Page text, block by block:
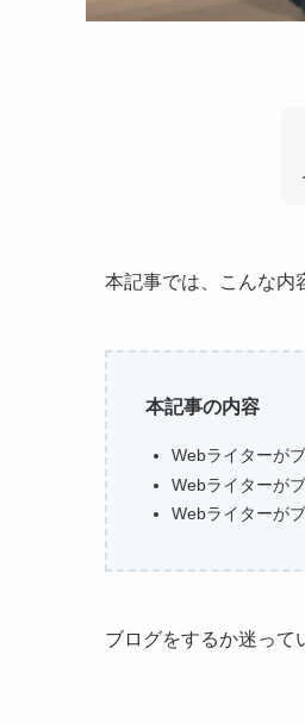
本記事では、こんな内
本記事の内容
Webライターが
Webライターが
Webライターが
ブログをするか迷って